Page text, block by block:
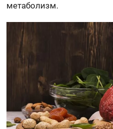
метаболизм.